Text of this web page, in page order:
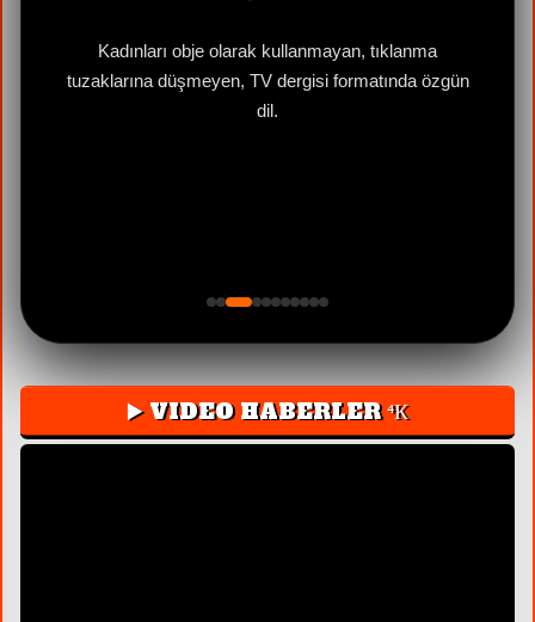
Kadınları obje olarak kullanmayan, tıklanma
tuzaklarına düşmeyen, TV dergisi formatında özgün
dil.
▶️ VIDEO HABERLER ⁴К